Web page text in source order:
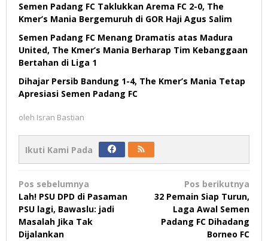
Semen Padang FC Taklukkan Arema FC 2-0, The
Kmer’s Mania Bergemuruh di GOR Haji Agus Salim
Semen Padang FC Menang Dramatis atas Madura
United, The Kmer’s Mania Berharap Tim Kebanggaan
Bertahan di Liga 1
Dihajar Persib Bandung 1-4, The Kmer’s Mania Tetap
Apresiasi Semen Padang FC
oleh Isran Bastian
Ikuti Kami Pada
Navigasi
pos
Pos sebelumnya
Lah! PSU DPD di Pasaman
PSU lagi, Bawaslu: jadi
Masalah Jika Tak
Dijalankan
Pos berikutnya
32 Pemain Siap Turun,
Laga Awal Semen
Padang FC Dihadang
Borneo FC